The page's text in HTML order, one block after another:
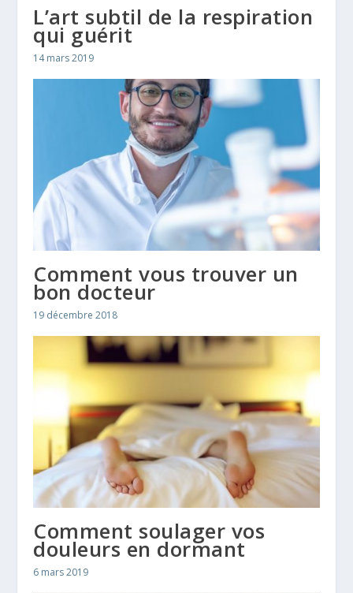
L’art subtil de la respiration
qui guérit
14 mars 2019
Comment vous trouver un
bon docteur
19 décembre 2018
Comment soulager vos
douleurs en dormant
6 mars 2019